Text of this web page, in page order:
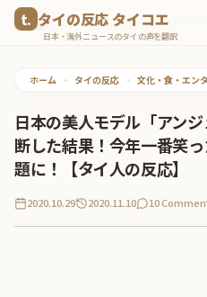
タイの反応 タイコエ
日本・海外ニュースのタイの声を翻訳
ホーム • タイの反応 • 文化・食・エン
日本の美人モデル「アン
断した結果！今年一番笑
題に！【タイ人の反応】
2020.10.29 2020.11.10 10